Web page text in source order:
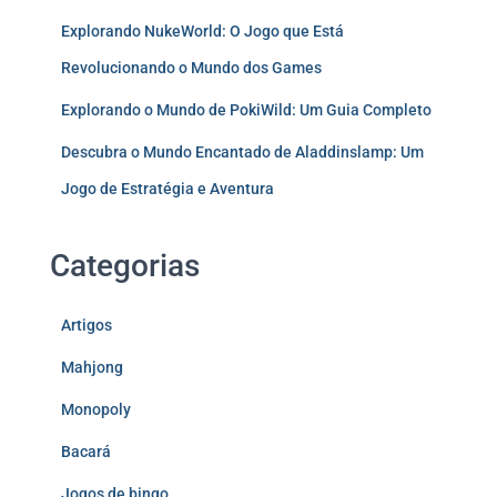
Explorando NukeWorld: O Jogo que Está
Revolucionando o Mundo dos Games
Explorando o Mundo de PokiWild: Um Guia Completo
Descubra o Mundo Encantado de Aladdinslamp: Um
Jogo de Estratégia e Aventura
Categorias
Artigos
Mahjong
Monopoly
Bacará